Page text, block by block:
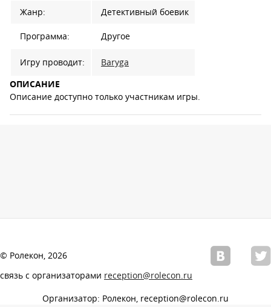
Жанр: Детективный боевик
Программа: Другое
Игру проводит: Baryga
ОПИСАНИЕ
Описание доступно только участникам игры.
© Ролекон, 2026
связь с организаторами reception@rolecon.ru
Организатор: Ролекон, reception@rolecon.ru